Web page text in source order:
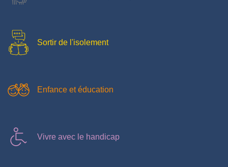
Sortir de l'isolement
Enfance et éducation
Vivre avec le handicap